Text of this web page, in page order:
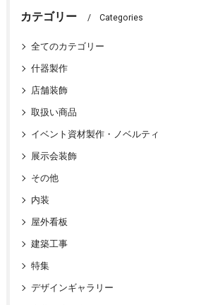
カテゴリー Categories
全てのカテゴリー
什器製作
店舗装飾
取扱い商品
イベント資材製作・ノベルティ
展示会装飾
その他
内装
屋外看板
建築工事
特集
デザインギャラリー